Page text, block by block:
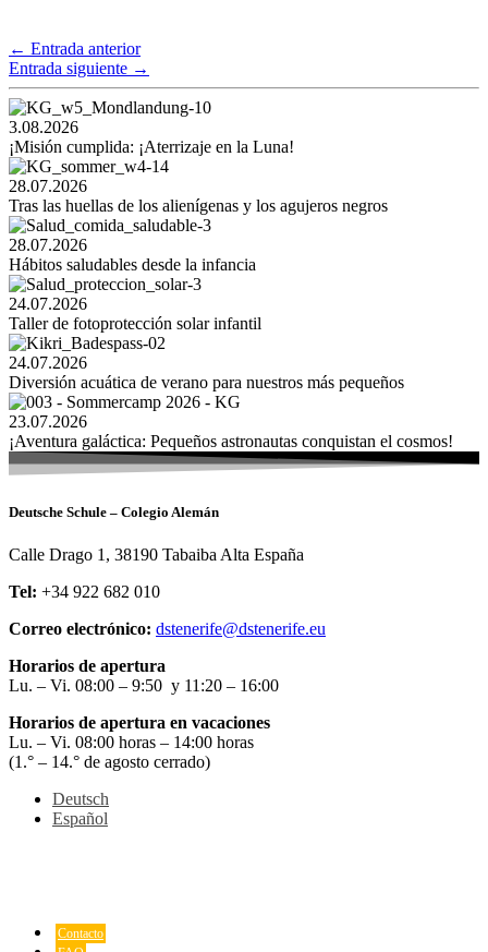
← Entrada anterior
Entrada siguiente →
3.08.2026
¡Misión cumplida: ¡Aterrizaje en la Luna!
28.07.2026
Tras las huellas de los alienígenas y los agujeros negros
28.07.2026
Hábitos saludables desde la infancia
24.07.2026
Taller de fotoprotección solar infantil
24.07.2026
Diversión acuática de verano para nuestros más pequeños
23.07.2026
¡Aventura galáctica: Pequeños astronautas conquistan el cosmos!
Deutsche Schule – Colegio Alemán
Calle Drago 1, 38190 Tabaiba Alta España
Tel: +34 922 682 010
Correo electrónico: dstenerife@dstenerife.eu
Horarios de apertura
Lu. – Vi. 08:00 – 9:50 y 11:20 – 16:00
Horarios de apertura en vacaciones
Lu. – Vi. 08:00 horas – 14:00 horas
(1.° – 14.° de agosto cerrado)
Deutsch
Español
Contacto